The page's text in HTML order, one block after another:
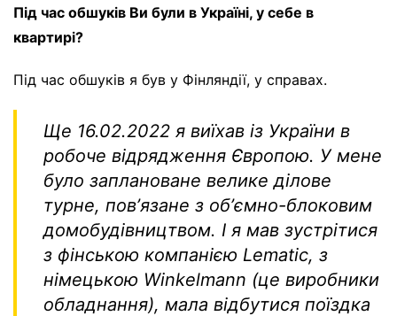
Під час обшуків Ви були в Україні, у себе в
квартирі?
Під час обшуків я був у Фінляндії, у справах.
Ще 16.02.2022 я виїхав із України в
робоче відрядження Європою. У мене
було заплановане велике ділове
турне, повʼязане з обʼємно-блоковим
домобудівництвом. І я мав зустрітися
з фінською компанією Lematic, з
німецькою Winkelmann (це виробники
обладнання), мала відбутися поїздка